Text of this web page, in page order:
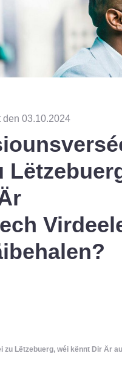
den 03.10.2024
zu Lëtzebuerg, wéi kënnt Dir Är